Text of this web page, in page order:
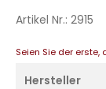
Artikel Nr.: 2915
Seien Sie der erste,
Hersteller